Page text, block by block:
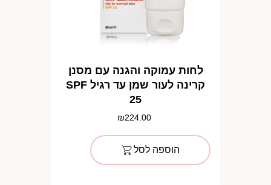
לחות עמוקה והגנה עם מסנן
קרינה לעור שמן עד רגיל SPF
25
224.00
₪
הוספה לסל